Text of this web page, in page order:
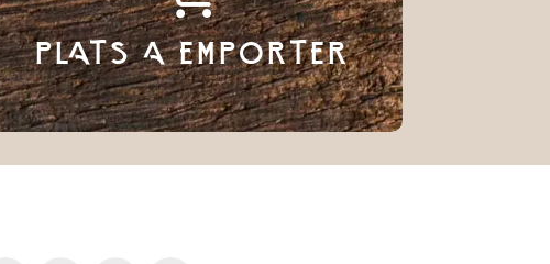
PLATS A EMPORTER